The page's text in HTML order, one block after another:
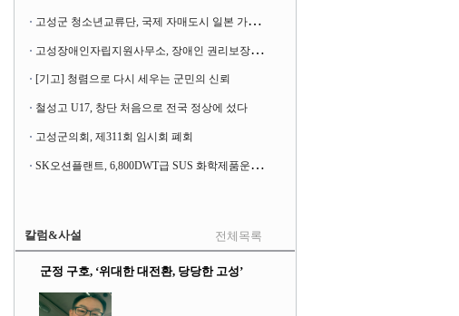
고
성군 청소년교류단, 국제 자매도시 일본 가사오카시 찾아
고
성장애인자립지원사무소, 장애인 권리보장 촉구 1인 시위 벌여
[기고] 청렴으로 다시 세우는 군민의 신뢰
철성고 U17, 창단 처음으로 전국 정상에 섰다
고성군의회, 제311회 임시회 폐회
S
K오션플랜트, 6,800DWT급 SUS 화학제품운반선 2척 수주
칼럼&사설 전체목록
군정 구호, ‘위대한 대전환, 당당한 고성’